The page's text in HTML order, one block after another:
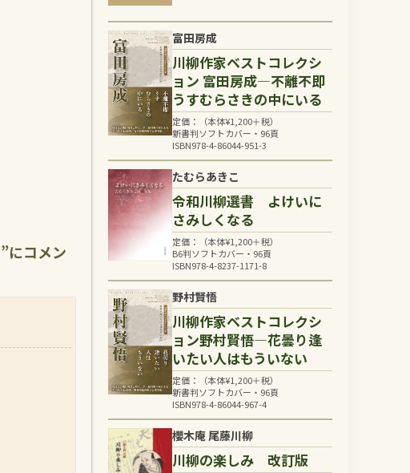
”にコメン
富田房成
川柳作家ベストコレクシ
ョン 富田房成―不離不即
うすむらさきの中にいる
定価：（本体¥1,200＋税）
新書判ソフトカバー・96頁
ISBN978-4-86044-951-3
たむらあきこ
令和川柳選書 よけいに
さみしくなる
定価：（本体¥1,200＋税）
B6判ソフトカバー・96頁
ISBN978-4-8237-1171-8
野村賢悟
川柳作家ベストコレクシ
ョン野村賢悟―花曇り逢
いたい人はもういない
定価：（本体¥1,200＋税）
新書判ソフトカバー・96頁
ISBN978-4-86044-967-4
櫻木庵 尾藤川柳
川柳の楽しみ 改訂版